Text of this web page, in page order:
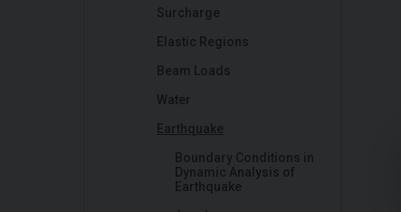
Surcharge
Elastic Regions
Beam Loads
Water
Earthquake
Boundary Conditions in
Dynamic Analysis of
Earthquake